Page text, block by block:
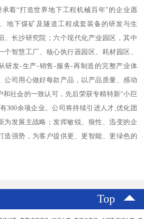
着“打造世界地下工程机械百年”的企业愿
地下煤矿及隧道工程成套装备的研发与生
、长沙研究院；六个现代化产业园区，其中
个智慧工厂、核心执行器园区、耗材园区、
研发-生产-销售-服务-再制造的完整产业体
公司用心做好每款产品，以产品质量、感动
和社会的一致认可，先后荣获专精特新“小巨
300余项企业。公司将持续引进人才,优化团
为发展主战略；发挥敏锐、狼性、迅变的企
造强势，为客户提供更、更智能、更绿色的
Top